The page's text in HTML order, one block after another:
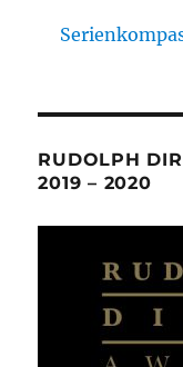
RUDOLPH
2019 – 2020